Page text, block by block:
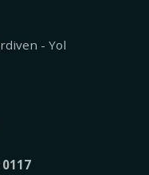
- Yol
0117